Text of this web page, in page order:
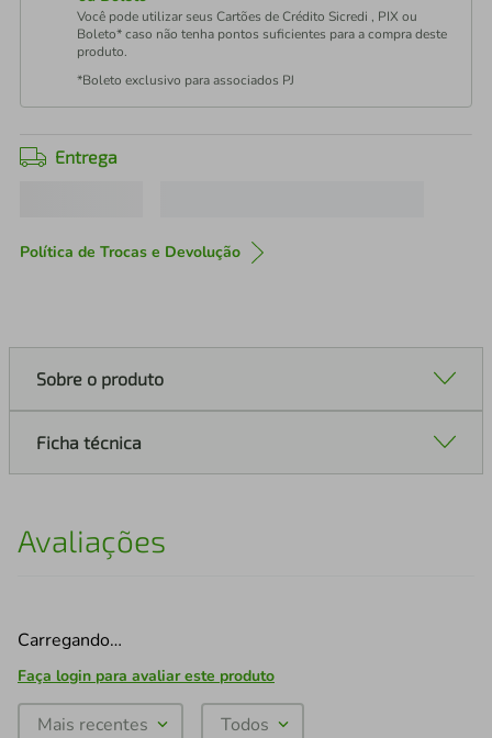
Você pode utilizar seus Cartões de Crédito Sicredi , PIX ou
Boleto* caso não tenha pontos suficientes para a compra deste
produto.
*Boleto exclusivo para associados PJ
Entrega
Política de Trocas e Devolução
Sobre o produto
Ficha técnica
Avaliações
Carregando…
Faça login para avaliar este produto
Mais recentes Todos